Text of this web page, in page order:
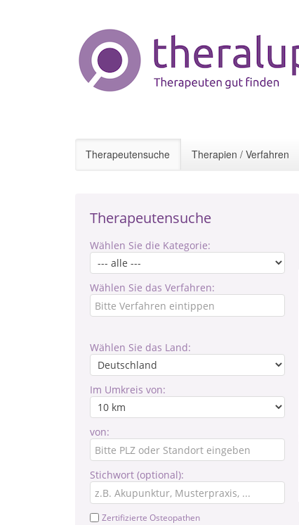
Therapeutensuche Therapien / Verfahren
Therapeutensuche
Wählen Sie die Kategorie:
Wählen Sie das Verfahren:
Wählen Sie das Land:
Im Umkreis von:
von:
Stichwort (optional):
Zertifizierte Osteopathen